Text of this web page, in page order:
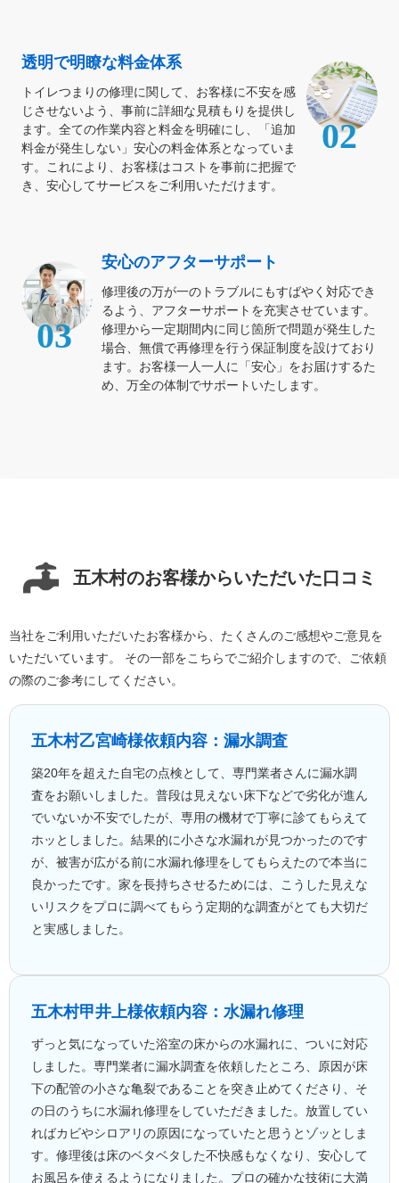
02
透明で明瞭な料金体系
トイレつまりの修理に関して、お客様に不安を感
じさせないよう、事前に詳細な見積もりを提供し
ます。全ての作業内容と料金を明確にし、「追加
料金が発生しない」安心の料金体系となっていま
す。これにより、お客様はコストを事前に把握で
き、安心してサービスをご利用いただけます。
03
安心のアフターサポート
修理後の万が一のトラブルにもすばやく対応でき
るよう、アフターサポートを充実させています。
修理から一定期間内に同じ箇所で問題が発生した
場合、無償で再修理を行う保証制度を設けており
ます。お客様一人一人に「安心」をお届けするた
め、万全の体制でサポートいたします。
五木村のお客様からいただいた口コミ
当社をご利用いただいたお客様から、たくさんのご感想やご意見を
いただいています。 その一部をこちらでご紹介しますので、ご依頼
の際のご参考にしてください。
五木村乙宮崎様依頼内容：漏水調査
築20年を超えた自宅の点検として、専門業者さんに漏水調
査をお願いしました。普段は見えない床下などで劣化が進ん
でいないか不安でしたが、専用の機材で丁寧に診てもらえて
ホッとしました。結果的に小さな水漏れが見つかったのです
が、被害が広がる前に水漏れ修理をしてもらえたので本当に
良かったです。家を長持ちさせるためには、こうした見えな
いリスクをプロに調べてもらう定期的な調査がとても大切だ
と実感しました。
五木村甲井上様依頼内容：水漏れ修理
ずっと気になっていた浴室の床からの水漏れに、ついに対応
しました。専門業者に漏水調査を依頼したところ、原因が床
下の配管の小さな亀裂であることを突き止めてくださり、そ
の日のうちに水漏れ修理をしていただきました。放置してい
ればカビやシロアリの原因になっていたと思うとゾッとしま
す。修理後は床のベタベタした不快感もなくなり、安心して
お風呂を使えるようになりました。プロの確かな技術に大満